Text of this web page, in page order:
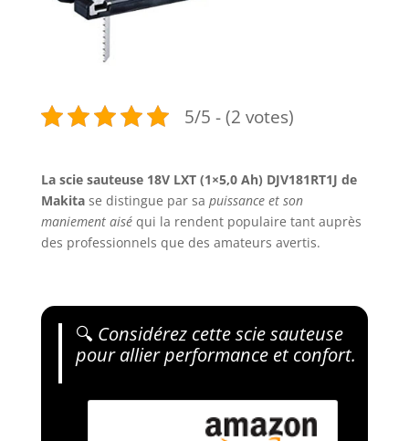
5/5 - (2 votes)
La scie sauteuse 18V LXT (1×5,0 Ah) DJV181RT1J de
Makitase distingue par sa puissance et son
maniement aiséqui la rendent populaire tant auprès
des professionnels que des amateurs avertis.
🔍 Considérez cette scie sauteuse
pour allier performance et confort.